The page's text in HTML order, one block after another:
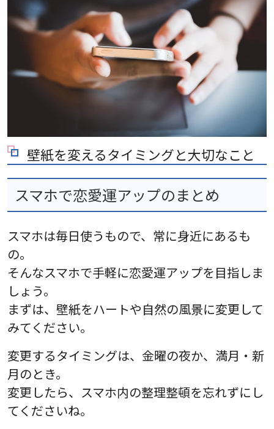
壁紙を変えるタイミングと大切なこと
スマホで恋愛運アップのまとめ
スマホは毎日使うもので、常に身近にあるも
の。
そんなスマホで手軽に恋愛運アップを目指しま
しょう。
まずは、壁紙をハートや自然の風景に変更して
みてください。
変更するタイミングは、金曜の夜か、満月・新
月のとき。
変更したら、スマホ内の整理整頓を忘れずにし
てくださいね。